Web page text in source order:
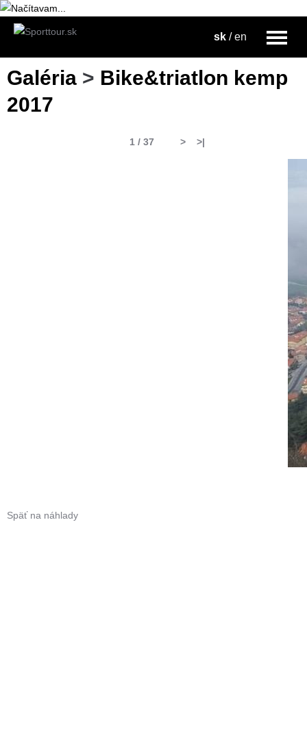
sk /en
Galéria > Bike&triatlon kemp
2017
1 / 37 > >|
Späť na náhlady